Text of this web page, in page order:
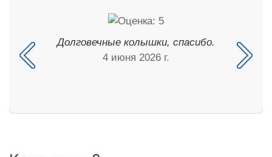
Долговечные колышки, спасибо.
4 июня 2026 г.